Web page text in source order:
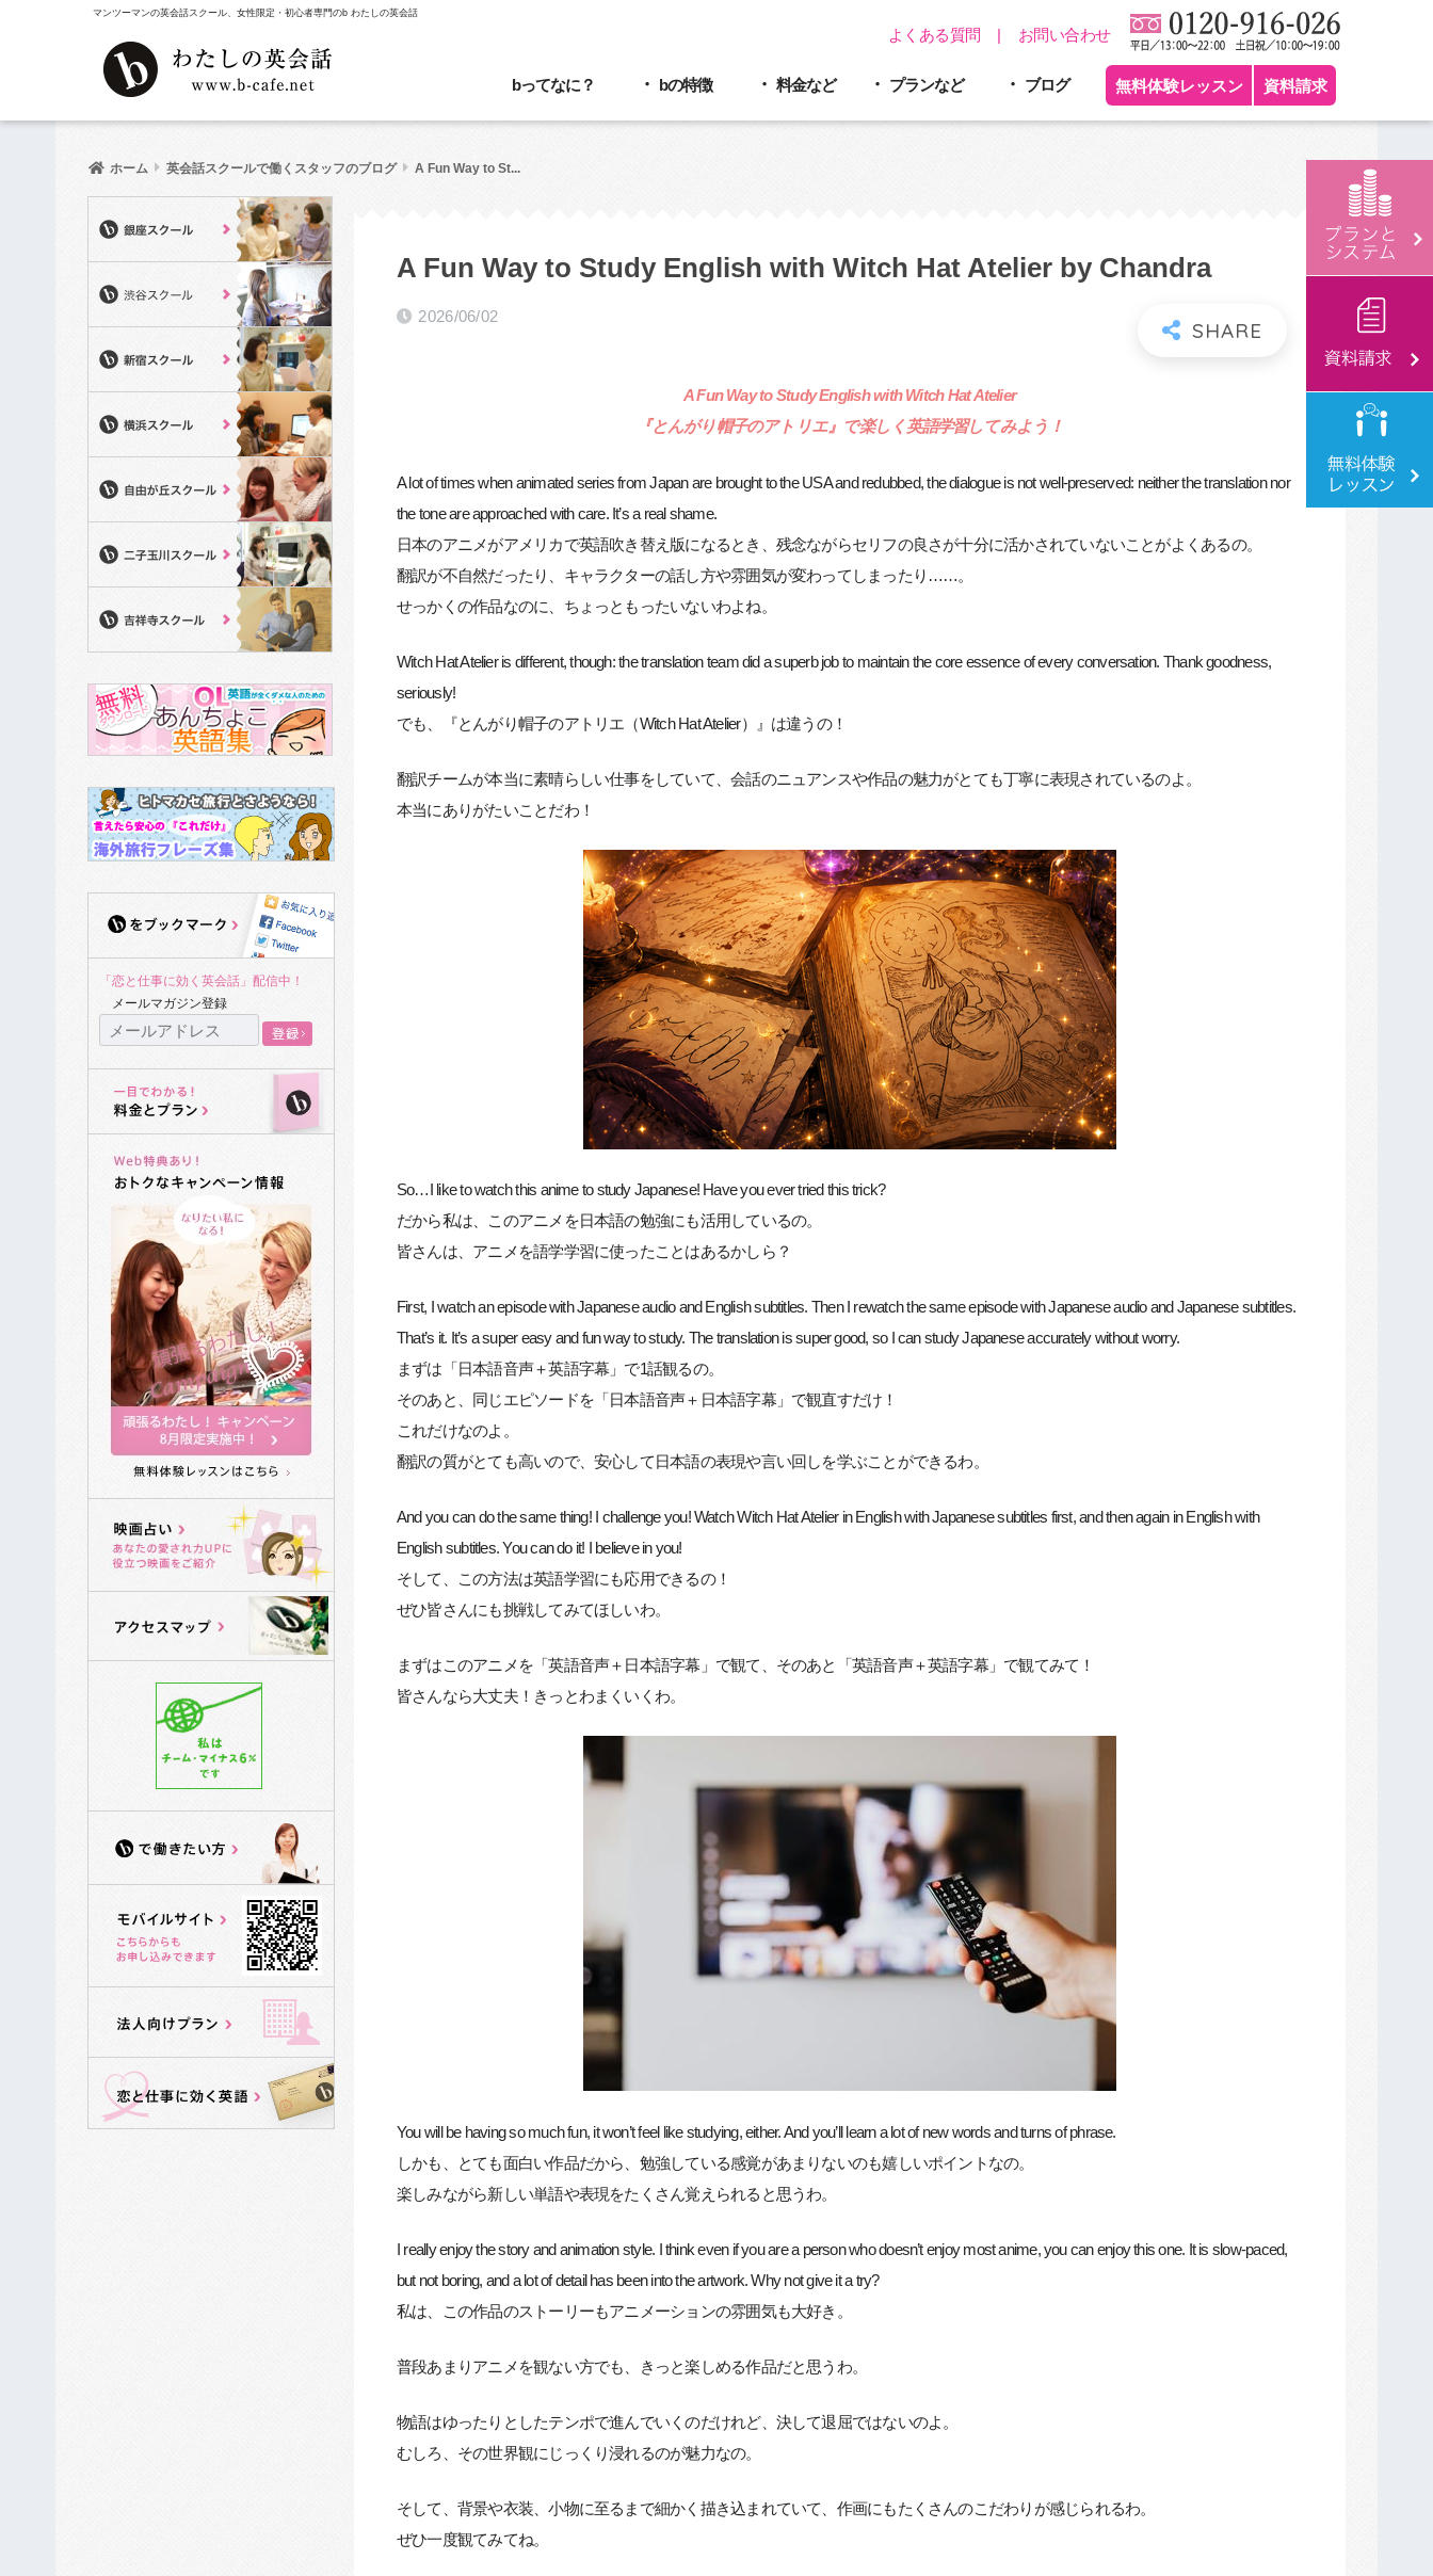
マンツーマンの英会話スクール、女性限定・初心者専門のb わたしの英会話
お問い合わせ
よくある質問
bってなに？ bの特徴 料金など プランなど ブログ 無料体験レッスン 資料請求
ホーム 英会話スクールで働くスタッフのブログ A Fun Way to St...
A Fun Way to Study English with Witch Hat Atelier by Chandra
2026/06/02
A Fun Way to Study English with Witch Hat Atelier
『とんがり帽子のアトリエ』で楽しく英語学習してみよう！
A lot of times when animated series from Japan are brought to the USA and redubbed, the dialogue is not well-preserved: neither the translation nor
the tone are approached with care. It’s a real shame.
日本のアニメがアメリカで英語吹き替え版になるとき、残念ながらセリフの良さが十分に活かされていないことがよくあるの。
翻訳が不自然だったり、キャラクターの話し方や雰囲気が変わってしまったり……。
せっかくの作品なのに、ちょっともったいないわよね。
Witch Hat Atelier is different, though: the translation team did a superb job to maintain the core essence of every conversation. Thank goodness,
seriously!
でも、『とんがり帽子のアトリエ（Witch Hat Atelier）』は違うの！
翻訳チームが本当に素晴らしい仕事をしていて、会話のニュアンスや作品の魅力がとても丁寧に表現されているのよ。
本当にありがたいことだわ！
So…I like to watch this anime to study Japanese! Have you ever tried this trick?
だから私は、このアニメを日本語の勉強にも活用しているの。
皆さんは、アニメを語学学習に使ったことはあるかしら？
First, I watch an episode with Japanese audio and English subtitles. Then I rewatch the same episode with Japanese audio and Japanese subtitles.
That’s it. It’s a super easy and fun way to study. The translation is super good, so I can study Japanese accurately without worry.
まずは「日本語音声＋英語字幕」で1話観るの。
そのあと、同じエピソードを「日本語音声＋日本語字幕」で観直すだけ！
これだけなのよ。
翻訳の質がとても高いので、安心して日本語の表現や言い回しを学ぶことができるわ。
And you can do the same thing! I challenge you! Watch Witch Hat Atelier in English with Japanese subtitles first, and then again in English with
English subtitles. You can do it! I believe in you!
そして、この方法は英語学習にも応用できるの！
ぜひ皆さんにも挑戦してみてほしいわ。
まずはこのアニメを「英語音声＋日本語字幕」で観て、そのあと「英語音声＋英語字幕」で観てみて！
皆さんなら大丈夫！きっとわまくいくわ。
You will be having so much fun, it won’t feel like studying, either. And you’ll learn a lot of new words and turns of phrase.
しかも、とても面白い作品だから、勉強している感覚があまりないのも嬉しいポイントなの。
楽しみながら新しい単語や表現をたくさん覚えられると思うわ。
I really enjoy the story and animation style. I think even if you are a person who doesn’t enjoy most anime, you can enjoy this one. It is slow-paced,
but not boring, and a lot of detail has been into the artwork. Why not give it a try?
私は、この作品のストーリーもアニメーションの雰囲気も大好き。
普段あまりアニメを観ない方でも、きっと楽しめる作品だと思うわ。
物語はゆったりとしたテンポで進んでいくのだけれど、決して退屈ではないのよ。
むしろ、その世界観にじっくり浸れるのが魅力なの。
そして、背景や衣装、小物に至るまで細かく描き込まれていて、作画にもたくさんのこだわりが感じられるわ。
ぜひ一度観てみてね。
「恋と仕事に効く英会話」配信中！
メールマガジン登録